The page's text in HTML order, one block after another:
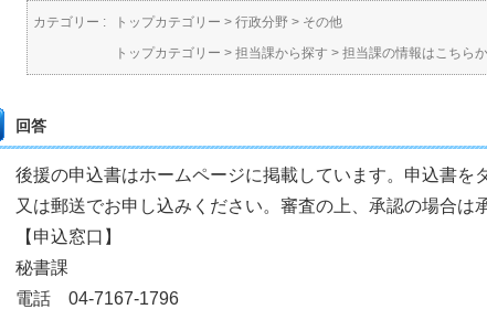
カテゴリー : トップカテゴリー > 行政分野 > その他
トップカテゴリー > 担当課から探す > 担当課の情報はこちら
回答
後援の申込書はホームページに掲載しています。申込書
又は郵送でお申し込みください。審査の上、承認の場合は
【申込窓口】
秘書課
電話 04-7167-1796